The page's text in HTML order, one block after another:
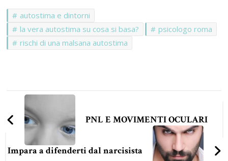
autostima e dintorni
la vera autostima su cosa si basa?
psicologo roma
rischi di una malsana autostima
Navigazione
articoli
PNL E MOVIMENTI OCULARI
Impara a difenderti dal narcisista